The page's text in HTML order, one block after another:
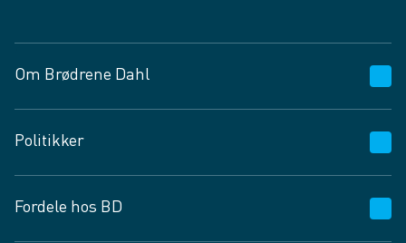
Om Brødrene Dahl
Vagttelefon 30 10 89 89
Spørgsmål og svar
Job og karriere
Politikker
Privatlivspolitik
Fordele hos BD